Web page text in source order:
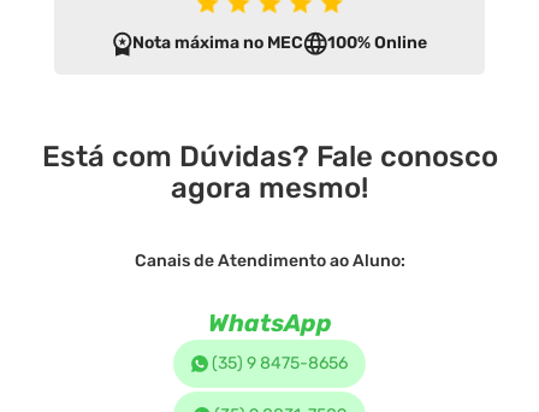
Nota máxima no MEC 100% Online
Está com Dúvidas? Fale conosco
agora mesmo!
Canais de Atendimento ao Aluno:
WhatsApp
(35) 9 8475-8656